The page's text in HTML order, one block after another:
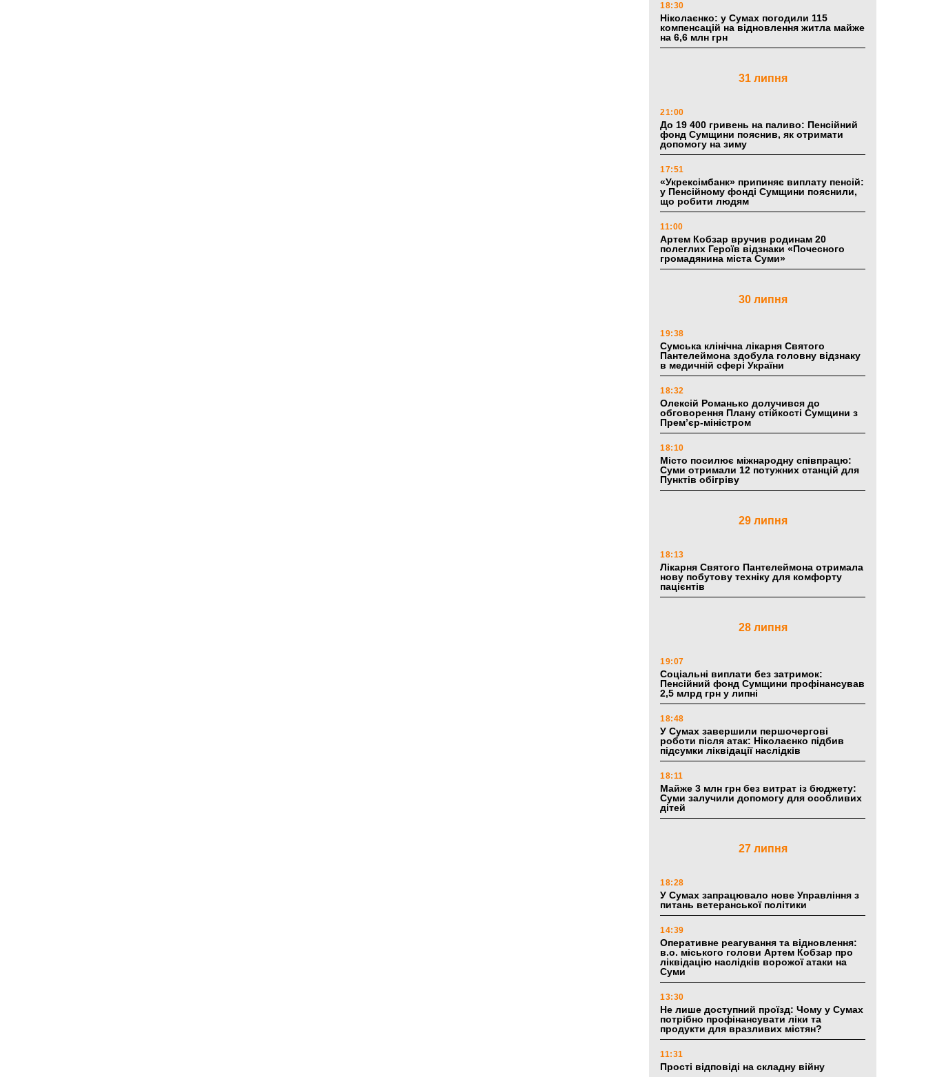
18:30
Ніколаєнко: у Сумах погодили 115
компенсацій на відновлення житла майже
на 6,6 млн грн
31 липня
21:00
До 19 400 гривень на паливо: Пенсійний
фонд Сумщини пояснив, як отримати
допомогу на зиму
17:51
«Укрексімбанк» припиняє виплату пенсій:
у Пенсійному фонді Сумщини пояснили,
що робити людям
11:00
Артем Кобзар вручив родинам 20
полеглих Героїв відзнаки «Почесного
громадянина міста Суми»
30 липня
19:38
Сумська клінічна лікарня Святого
Пантелеймона здобула головну відзнаку
в медичній сфері України
18:32
Олексій Романько долучився до
обговорення Плану стійкості Сумщини з
Прем’єр-міністром
18:10
Місто посилює міжнародну співпрацю:
Суми отримали 12 потужних станцій для
Пунктів обігріву
29 липня
18:13
Лікарня Святого Пантелеймона отримала
нову побутову техніку для комфорту
пацієнтів
28 липня
19:07
Соціальні виплати без затримок:
Пенсійний фонд Сумщини профінансував
2,5 млрд грн у липні
18:48
У Сумах завершили першочергові
роботи після атак: Ніколаєнко підбив
підсумки ліквідації наслідків
18:11
Майже 3 млн грн без витрат із бюджету:
Суми залучили допомогу для особливих
дітей
27 липня
18:28
У Сумах запрацювало нове Управління з
питань ветеранської політики
14:39
Оперативне реагування та відновлення:
в.о. міського голови Артем Кобзар про
ліквідацію наслідків ворожої атаки на
Суми
13:30
Не лише доступний проїзд: Чому у Сумах
потрібно профінансувати ліки та
продукти для вразливих містян?
11:31
Прості відповіді на складну війну